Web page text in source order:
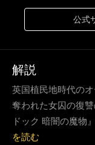
公式
解説
英国植民地時代の
奪われた女囚の復
ドック 暗闇の魔物
を読む